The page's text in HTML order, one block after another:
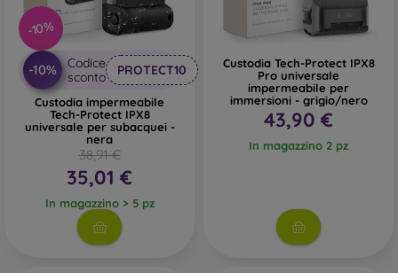
-10%
-10%
Codice
sconto
PROTECT10
Custodia impermeabile
Tech-Protect IPX8
universale per subacquei -
nera
38,91 €
35,01 €
In magazzino > 5 pz
Custodia Tech-Protect IPX8
Pro universale
impermeabile per
immersioni - grigio/nero
43,90 €
In magazzino 2 pz